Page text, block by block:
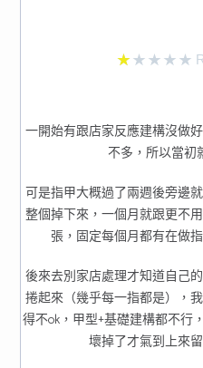
★★ ★ ★ ★
一開始有跟店家反應建構沒做
不多，所以當初
可是指甲大概過了兩週後旁邊
整個掉下來，一個月就跟更不
張，固定每個月都有在做
後來去別家店處理才知道自己
捲起來（幾乎每一指都是），
得不ok，甲型+基礎建構都不行
壞掉了才氣到上來